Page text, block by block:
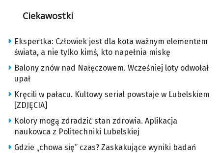
Ciekawostki
Ekspertka: Człowiek jest dla kota ważnym elementem
świata, a nie tylko kimś, kto napełnia miskę
Balony znów nad Nałęczowem. Wcześniej loty odwołał
upał
Kręcili w pałacu. Kultowy serial powstaje w Lubelskiem
[ZDJĘCIA]
Kolory mogą zdradzić stan zdrowia. Aplikacja
naukowca z Politechniki Lubelskiej
Gdzie „chowa się” czas? Zaskakujące wyniki badań